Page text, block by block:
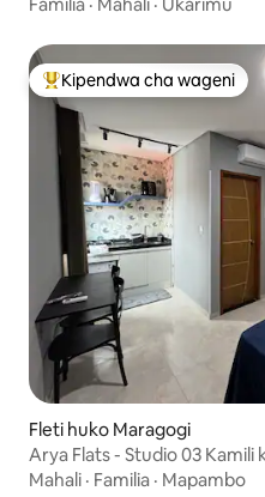
Kipendwa maarufu cha
Kipendwa cha wageni
Fleti huko Maragogi
Arya Flats - Studio 03 Kamili
Mahali · Familia · Mapambo